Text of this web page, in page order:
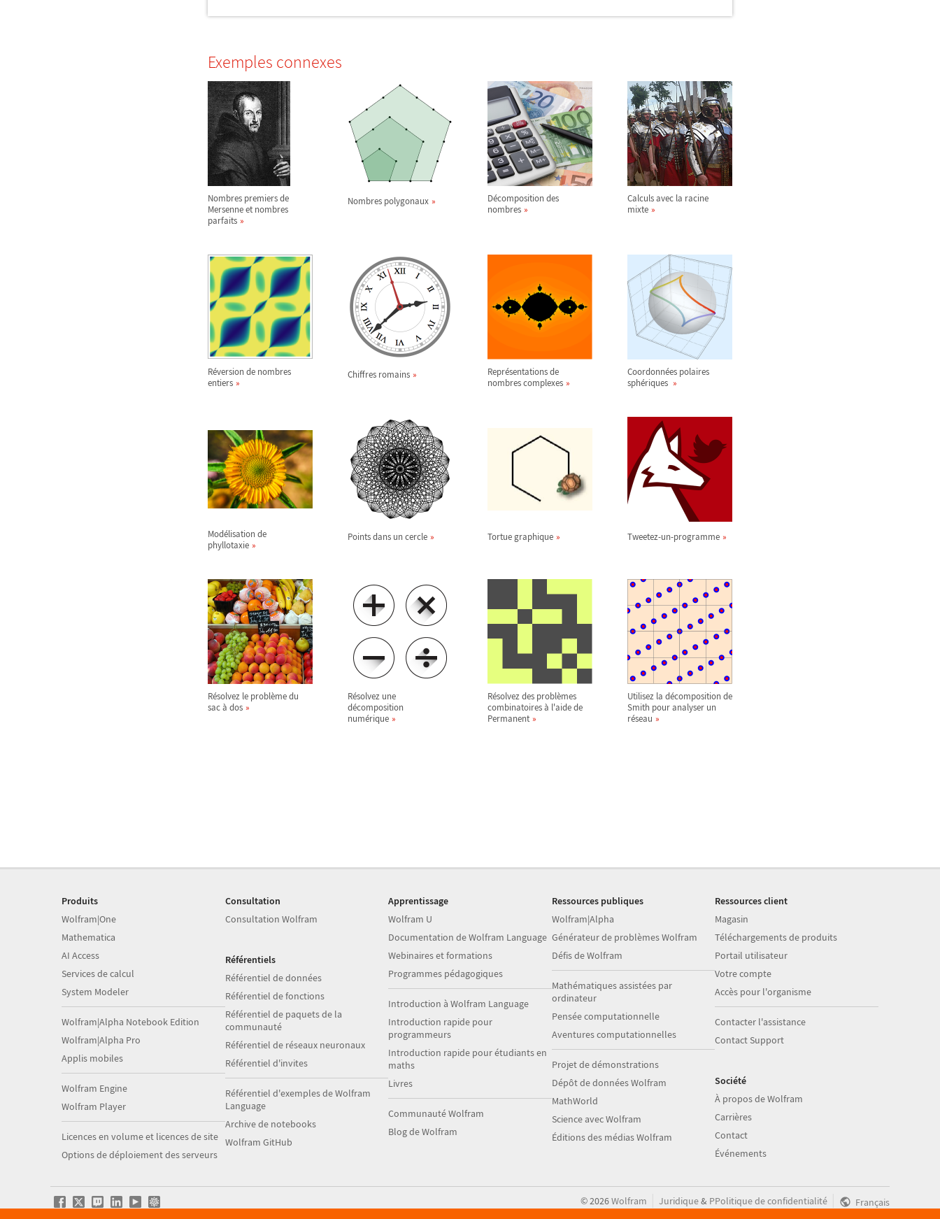
Exemples connexes
Nombres premiers de
Mersenne et nombres
parfaits
Nombres polygonaux
Décomposition des
nombres
Calculs avec la racine
mixte
Réversion de nombres
entiers
Chiffres romains
Représentations de
nombres complexes
Coordonnées polaires
sphériques
Modélisation de
phyllotaxie
Points dans un cercle Tortue graphique Tweetez-un-programme
Résolvez le problème du
sac à dos
Résolvez une
décomposition
numérique
Résolvez des problèmes
combinatoires à l'aide de
Permanent
Utilisez la décomposition de
Smith pour analyser un
réseau
Produits
Wolfram|One
Mathematica
AI Access
Services de calcul
System Modeler
Wolfram|Alpha Notebook Edition
Wolfram|Alpha Pro
Applis mobiles
Wolfram Engine
Wolfram Player
Licences en volume et licences de site
Options de déploiement des serveurs
Consultation
Consultation Wolfram
Référentiels
Référentiel de données
Référentiel de fonctions
Référentiel de paquets de la
communauté
Référentiel de réseaux neuronaux
Référentiel d'invites
Référentiel d'exemples de Wolfram
Language
Archive de notebooks
Wolfram GitHub
Apprentissage
Wolfram U
Documentation de Wolfram Language
Webinaires et formations
Programmes pédagogiques
Introduction à Wolfram Language
Introduction rapide pour
programmeurs
Introduction rapide pour étudiants en
maths
Livres
Communauté Wolfram
Blog de Wolfram
Ressources publiques
Wolfram|Alpha
Générateur de problèmes Wolfram
Défis de Wolfram
Mathématiques assistées par
ordinateur
Pensée computationnelle
Aventures computationnelles
Projet de démonstrations
Dépôt de données Wolfram
MathWorld
Science avec Wolfram
Éditions des médias Wolfram
Ressources client
Magasin
Téléchargements de produits
Portail utilisateur
Votre compte
Accès pour l'organisme
Contacter l'assistance
Contact Support
Société
À propos de Wolfram
Carrières
Contact
Événements
©2026Wolfram Juridique& PPolitique de confidentialité Français